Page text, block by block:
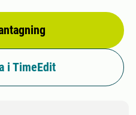
i TimeEdit